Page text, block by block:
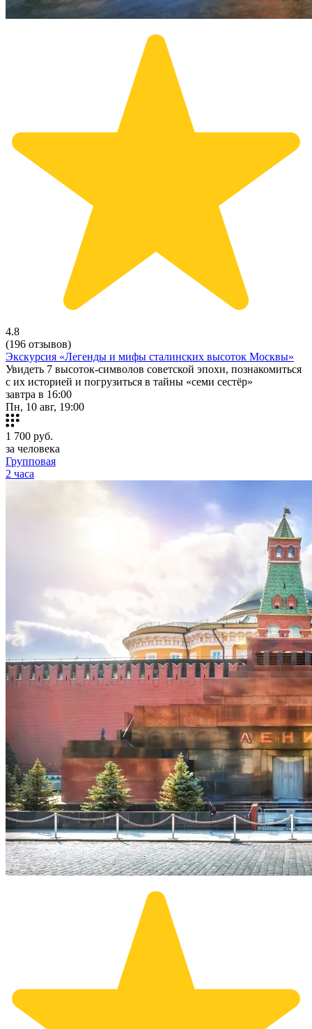
4.8
(196 отзывов)
Экскурсия «Легенды и мифы сталинских высоток Москвы»
Увидеть 7 высоток-символов советской эпохи, познакомиться
с их историей и погрузиться в тайны «семи сестёр»
завтра в 16:00
Пн, 10 авг, 19:00
1 700 руб.
за человека
Групповая
2 часа